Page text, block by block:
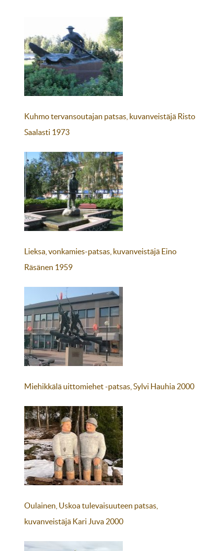
Kuhmo tervansoutajan patsas, kuvanveistäjä Risto
Saalasti 1973
Lieksa, vonkamies-patsas, kuvanveistäjä Eino
Räsänen 1959
Miehikkälä uittomiehet -patsas, Sylvi Hauhia 2000
Oulainen, Uskoa tulevaisuuteen patsas,
kuvanveistäjä Kari Juva 2000